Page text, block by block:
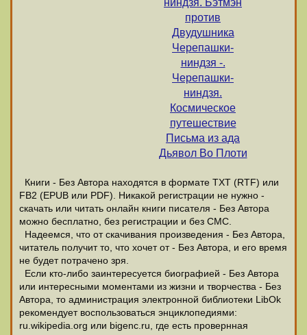
ниндзя. Бэтмэн
против
Двудушника
Черепашки-
ниндзя -.
Черепашки-
ниндзя.
Космическое
путешествие
Письма из ада
Дьявол Во Плоти
Книги - Без Автора находятся в формате ТХТ (RTF) или
FB2 (EPUB или PDF). Никакой регистрации не нужно -
скачать или читать онлайн книги писателя - Без Автора
можно бесплатно, без регистрации и без СМС.
Надеемся, что от скачивания произведения - Без Автора,
читатель получит то, что хочет от - Без Автора, и его время
не будет потрачено зря.
Если кто-либо заинтересуется биографией - Без Автора
или интересными моментами из жизни и творчества - Без
Автора, то администрация электронной библиотеки LibOk
рекомендует воспользоваться энциклопедиями:
ru.wikipedia.org или bigenc.ru, где есть провернная